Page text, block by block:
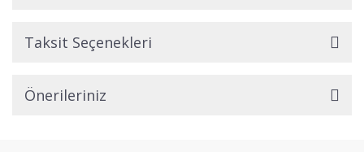
Taksit Seçenekleri
Önerileriniz